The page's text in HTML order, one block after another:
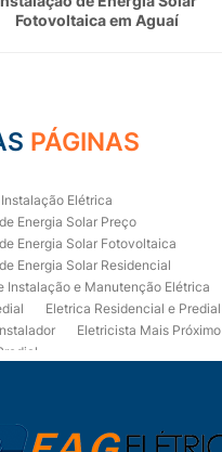
Fotovoltaica em Aguaí
PÁGINAS
Elétrica
Energia Solar Preço
Energia Solar Fotovoltaica
Energia Solar Residencial
Instalação e Manutenção Elétrica
Eletrica Residencial e Predial
Eletricista Mais Próximo
E Predial
de Manutenção